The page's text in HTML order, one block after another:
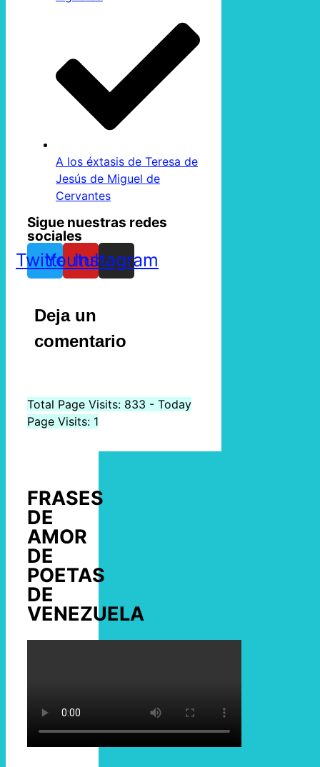
A los éxtasis de Teresa de
Jesús de Miguel de
Cervantes
Sigue nuestras redes
sociales
TwitterYoutube
Instagram
Deja un
comentario
Total Page Visits: 833 - Today
Page Visits: 1
FRASES
DE
AMOR
DE
POETAS
DE
VENEZUELA